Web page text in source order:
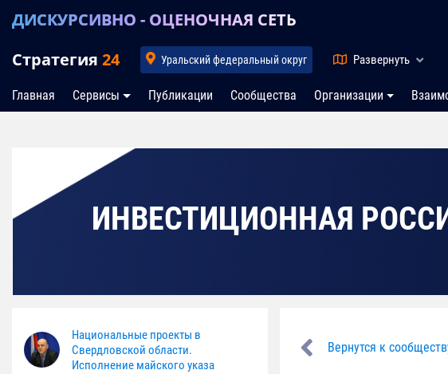
ДИСКУРСИВНО - ОЦЕНОЧНАЯ СЕТЬ
Стратегия 24 Уральский федеральный округ Развернуть
Главная Сервисы Публикации Сообщества Организации
ИНВЕСТИЦИОННАЯ
Национальные проекты в
Свердловской области.
Исполнение майского указа
Вернутся к